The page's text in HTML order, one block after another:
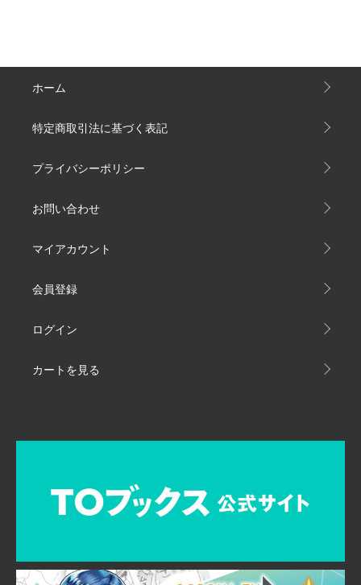
ホーム
特定商取引法に基づく表記
プライバシーポリシー
お問い合わせ
マイアカウント
会員登録
ログイン
カートを見る